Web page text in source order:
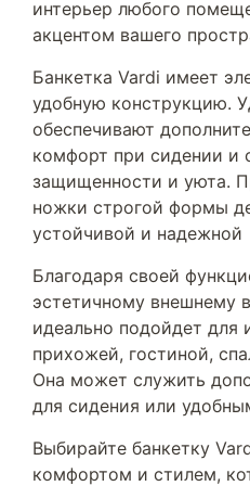
интерьер любого
акцентом вашего
Банкетка Vardi имеет
удобную конструкцию.
обеспечивают
комфорт при сидении и
защищенности и уюта.
ножки строгой формы
устойчивой и надежной
Благодаря своей
эстетичному внешнему
идеально подойдет для
прихожей, гостиной,
Она может служить
для сидения или
Выбирайте банкетку
комфортом и стилем,